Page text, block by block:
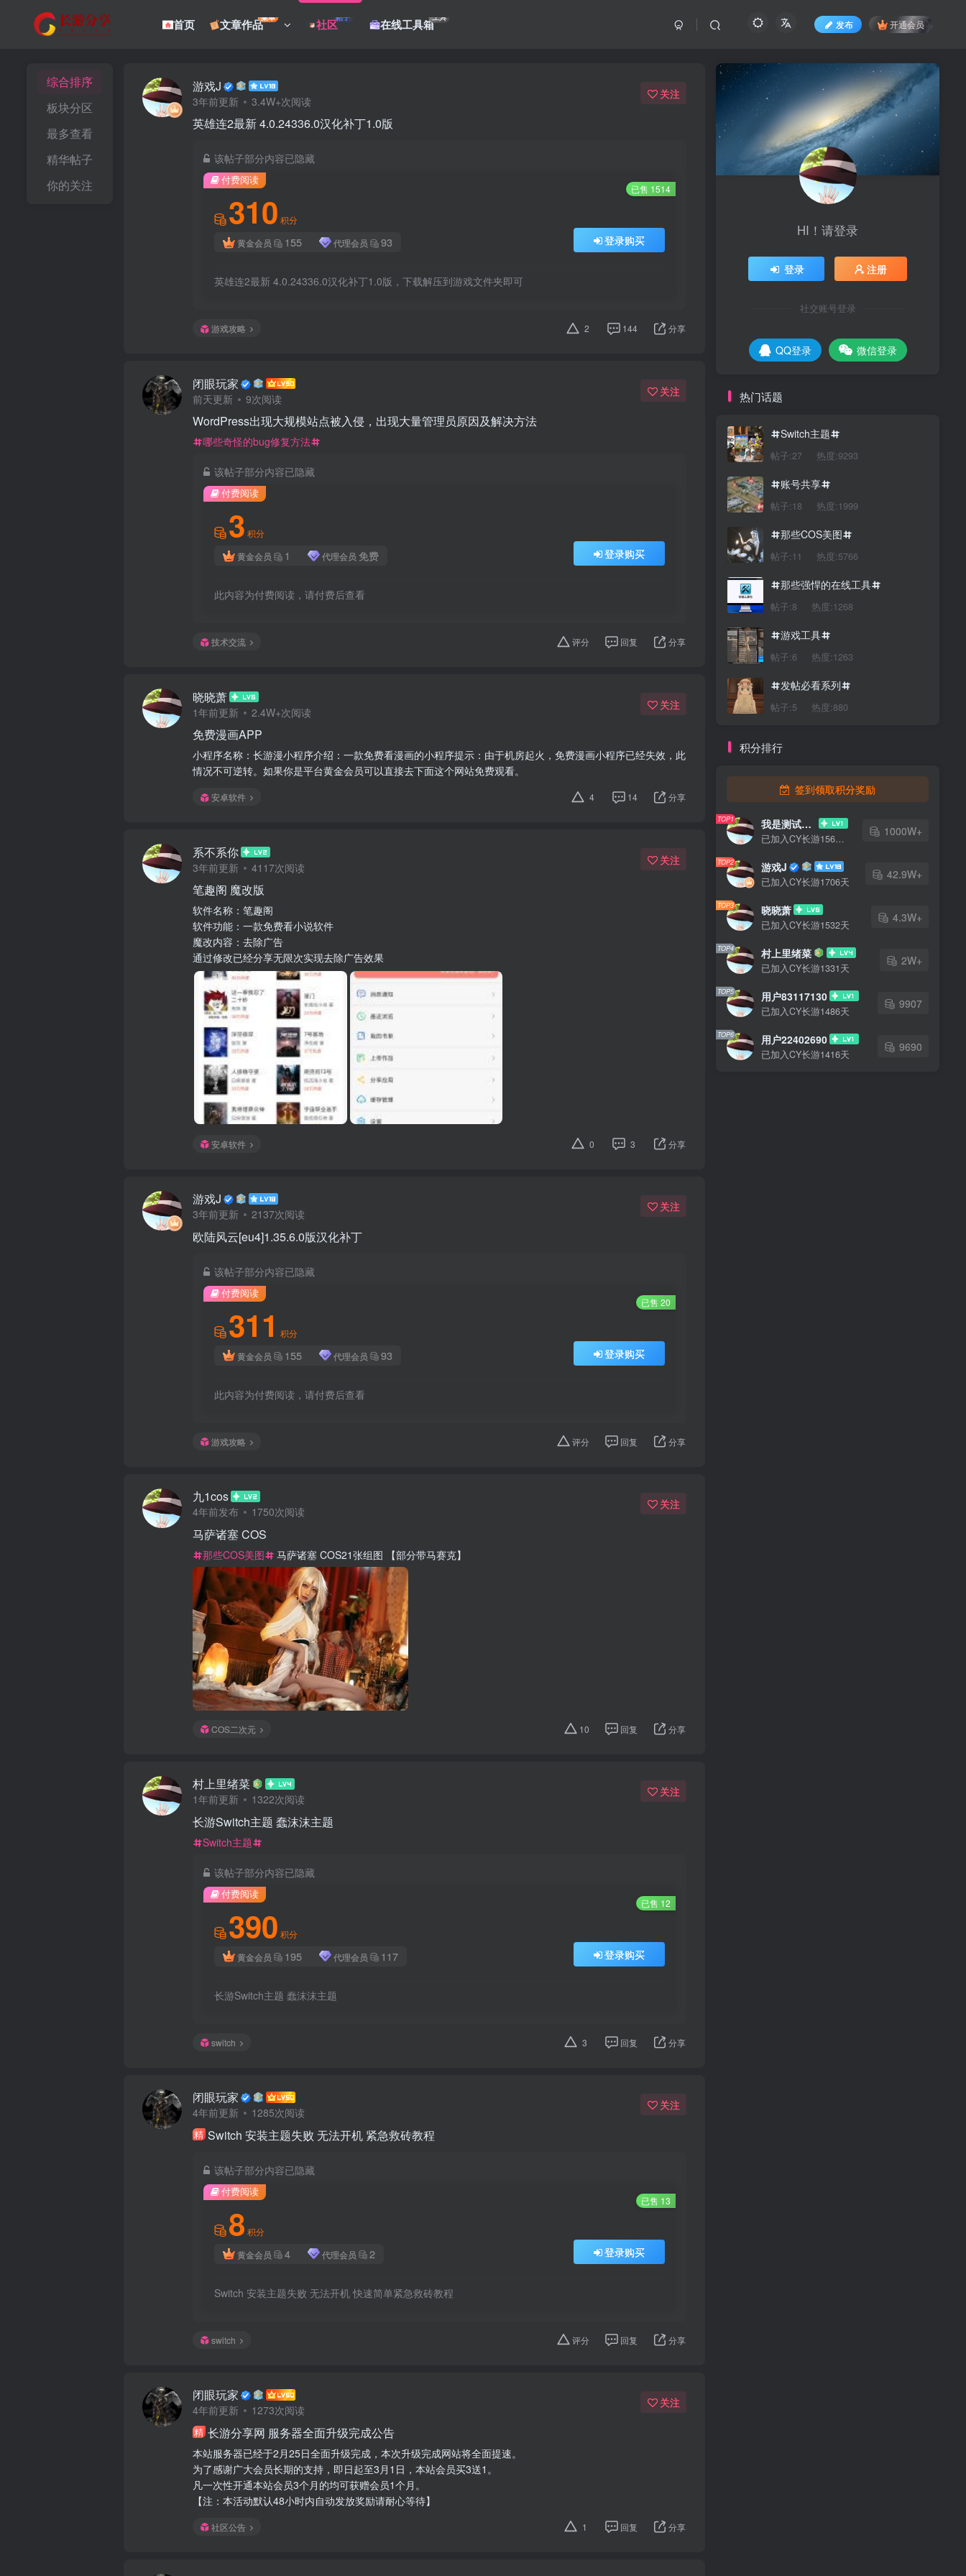
首页 文章作品菜单 社区帖子 在线工具箱工具
发布 开通会员
综合排序
板块分区
最多查看
精华帖子
你的关注
游戏J
3年前更新 3.4W+次阅读
关注
英雄连2最新 4.0.24336.0汉化补丁1.0版
该帖子部分内容已隐藏
付费阅读
已售 1514
310 积分
黄金会员
155 代理会员 93 登录购买
英雄连2最新 4.0.24336.0汉化补丁1.0版，下载解压到游戏文件夹即可
游戏攻略 2 144 分享
闭眼玩家
前天更新 9次阅读
关注
WordPress出现大规模站点被入侵，出现大量管理员原因及解决方法
哪些奇怪的bug修复方法
该帖子部分内容已隐藏
付费阅读
3 积分
黄金会员
1 代理会员 免费 登录购买
此内容为付费阅读，请付费后查看
技术交流 评分 回复 分享
晓晓萧
1年前更新 2.4W+次阅读
关注
免费漫画APP
小程序名称：长游漫小程序介绍：一款免费看漫画的小程序提示：由于机房起火，免费漫画小程序已经失效，此
情况不可逆转。如果你是平台黄金会员可以直接去下面这个网站免费观看。
安卓软件 4 14 分享
系不系你
3年前更新 4117次阅读
关注
笔趣阁 魔改版
软件名称：笔趣阁
软件功能：一款免费看小说软件
魔改内容：去除广告
通过修改已经分享无限次实现去除广告效果
安卓软件 0 3 分享
游戏J
3年前更新 2137次阅读
关注
欧陆风云[eu4]1.35.6.0版汉化补丁
该帖子部分内容已隐藏
付费阅读
已售 20
311 积分
黄金会员
155 代理会员 93 登录购买
此内容为付费阅读，请付费后查看
游戏攻略 评分 回复 分享
九1cos
4年前发布 1750次阅读
关注
马萨诸塞 COS
那些COS美图 马萨诸塞 COS21张组图 【部分带马赛克】
COS二次元 10 回复 分享
村上里绪菜
1年前更新 1322次阅读
关注
长游Switch主题 蠢沫沫主题
Switch主题
该帖子部分内容已隐藏
付费阅读
已售 12
390 积分
黄金会员
195 代理会员 117 登录购买
长游Switch主题 蠢沫沫主题
switch 3 回复 分享
闭眼玩家
4年前更新 1285次阅读
关注
精 Switch 安装主题失败 无法开机 紧急救砖教程
该帖子部分内容已隐藏
付费阅读
已售 13
8 积分
黄金会员
4 代理会员 2 登录购买
Switch 安装主题失败 无法开机 快速简单紧急救砖教程
switch 评分 回复 分享
闭眼玩家
4年前更新 1273次阅读
关注
精 长游分享网 服务器全面升级完成公告
本站服务器已经于2月25日全面升级完成，本次升级完成网站将全面提速。
为了感谢广大会员长期的支持，即日起至3月1日，本站会员买3送1。
凡一次性开通本站会员3个月的均可获赠会员1个月。
【注：本活动默认48小时内自动发放奖励请耐心等待】
社区公告 1 回复 分享
HI！请登录
登录 注册
社交账号登录
QQ登录 微信登录
热门话题
Switch主题
帖子:27 热度:9293
账号共享
帖子:18 热度:1999
那些COS美图
帖子:11 热度:5766
那些强悍的在线工具
帖子:8 热度:1268
游戏工具
帖子:6 热度:1263
发帖必看系列
帖子:5 热度:880
积分排行
签到领取积分奖励
TOP1 我是测试大哥
已加入CY长游1567天
1000W+
TOP2 游戏J
已加入CY长游1706天
42.9W+
TOP3 晓晓萧
已加入CY长游1532天
4.3W+
TOP4 村上里绪菜
已加入CY长游1331天
2W+
TOP5 用户83117130
已加入CY长游1486天
9907
TOP6 用户22402690
已加入CY长游1416天
9690